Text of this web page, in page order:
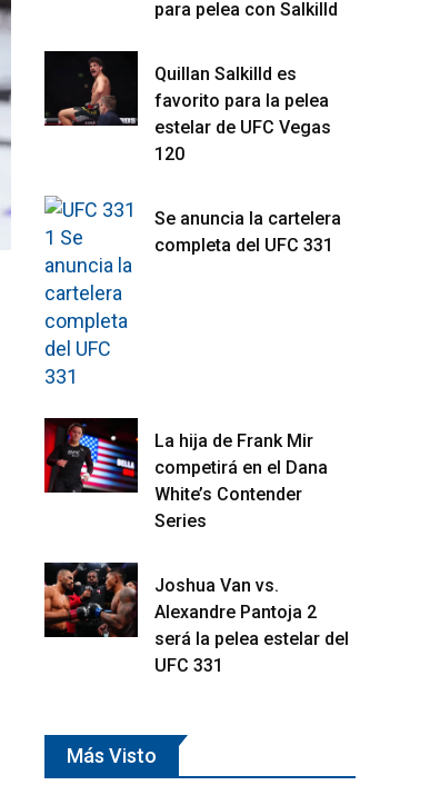
para pelea con Salkilld
Quillan Salkilld es
favorito para la pelea
estelar de UFC Vegas
120
Se anuncia la cartelera
completa del UFC 331
La hija de Frank Mir
competirá en el Dana
White’s Contender
Series
Joshua Van vs.
Alexandre Pantoja 2
será la pelea estelar del
UFC 331
Más Visto